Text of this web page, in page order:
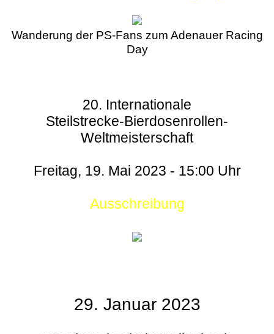
Wanderung der PS-Fans zum Adenauer Racing
Day
20. Internationale
Steilstrecke-Bierdosenrollen-
Weltmeisterschaft
Freitag, 19. Mai 2023 - 15:00 Uhr
Ausschreibung
29. Januar 2023